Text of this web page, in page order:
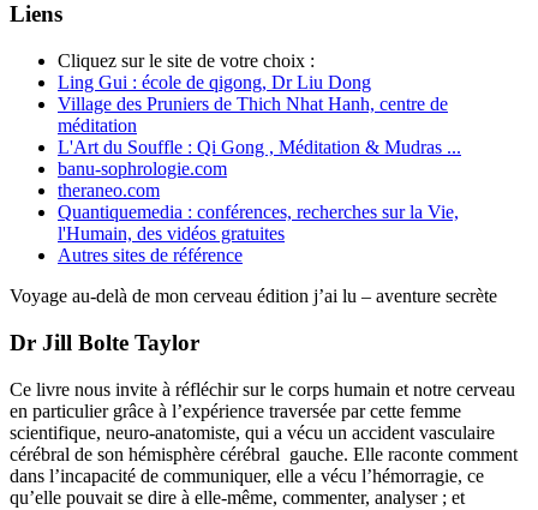
Liens
Cliquez sur le site de votre choix :
Ling Gui : école de qigong, Dr Liu Dong
Village des Pruniers de Thich Nhat Hanh, centre de
méditation
L'Art du Souffle : Qi Gong , Méditation & Mudras ...
banu-sophrologie.com
theraneo.com
Quantiquemedia : conférences, recherches sur la Vie,
l'Humain, des vidéos gratuites
Autres sites de référence
Voyage au-delà de mon cerveau édition j’ai lu – aventure secrète
Dr Jill Bolte Taylor
Ce livre nous invite à réfléchir sur le corps humain et notre cerveau
en particulier grâce à l’expérience traversée par cette femme
scientifique, neuro-anatomiste, qui a vécu un accident vasculaire
cérébral de son hémisphère cérébral gauche. Elle raconte comment
dans l’incapacité de communiquer, elle a vécu l’hémorragie, ce
qu’elle pouvait se dire à elle-même, commenter, analyser ; et